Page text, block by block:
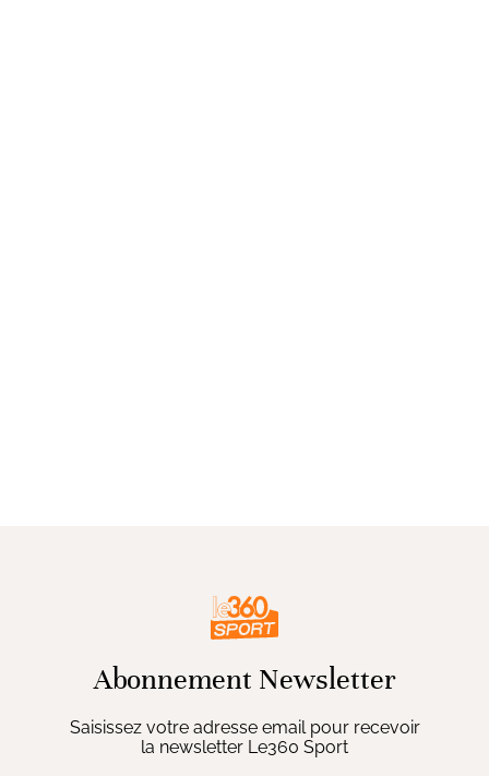
Abonnement Newsletter
Saisissez votre adresse email pour recevoir
la newsletter Le360 Sport